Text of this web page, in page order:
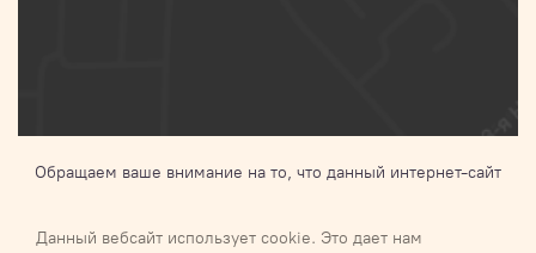
Данный вебсайт использует cookie. Это дает нам
Обращаем ваше внимание на то, что данный интернет-сайт